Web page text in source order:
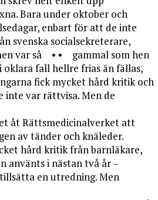
Bara under oktober och
enbart för att de inte
svenska socialsekreterare,
var så • • gammal som hen
fall hellre frias än fällas,
fick mycket hård kritik och
var rättvisa. Men de
åt Rättsmedicinalverket att
av tänder och knäleder.
hård kritik från barnläkare,
använts i nästan två år –
en utredning. Men